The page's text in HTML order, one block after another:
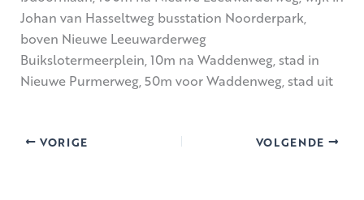
Johan van Hasseltweg busstation Noorderpark,
boven Nieuwe Leeuwarderweg
Buikslotermeerplein, 10m na Waddenweg, stad in
Nieuwe Purmerweg, 50m voor Waddenweg, stad uit
VORIGE VOLGENDE